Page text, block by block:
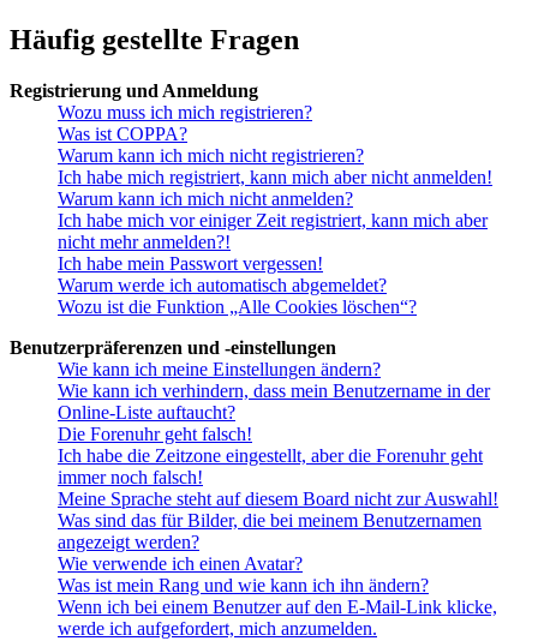
Häufig gestellte Fragen
Registrierung und Anmeldung
Wozu muss ich mich registrieren?
Was ist COPPA?
Warum kann ich mich nicht registrieren?
Ich habe mich registriert, kann mich aber nicht anmelden!
Warum kann ich mich nicht anmelden?
Ich habe mich vor einiger Zeit registriert, kann mich aber
nicht mehr anmelden?!
Ich habe mein Passwort vergessen!
Warum werde ich automatisch abgemeldet?
Wozu ist die Funktion „Alle Cookies löschen“?
Benutzerpräferenzen und -einstellungen
Wie kann ich meine Einstellungen ändern?
Wie kann ich verhindern, dass mein Benutzername in der
Online-Liste auftaucht?
Die Forenuhr geht falsch!
Ich habe die Zeitzone eingestellt, aber die Forenuhr geht
immer noch falsch!
Meine Sprache steht auf diesem Board nicht zur Auswahl!
Was sind das für Bilder, die bei meinem Benutzernamen
angezeigt werden?
Wie verwende ich einen Avatar?
Was ist mein Rang und wie kann ich ihn ändern?
Wenn ich bei einem Benutzer auf den E-Mail-Link klicke,
werde ich aufgefordert, mich anzumelden.